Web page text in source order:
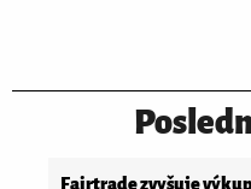
Fairtrade zvyšuje